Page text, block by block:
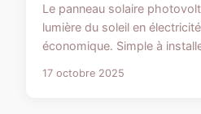
Le panneau solaire
lumière du soleil en
économique. Simple à
17 octobre 2025